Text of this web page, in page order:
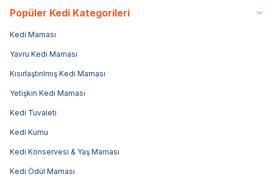
Popüler Kedi Kategorileri
Kedi Maması
Yavru Kedi Maması
Kısırlaştırılmış Kedi Maması
Yetişkin Kedi Maması
Kedi Tuvaleti
Kedi Kumu
Kedi Konservesi & Yaş Maması
Kedi Ödül Maması